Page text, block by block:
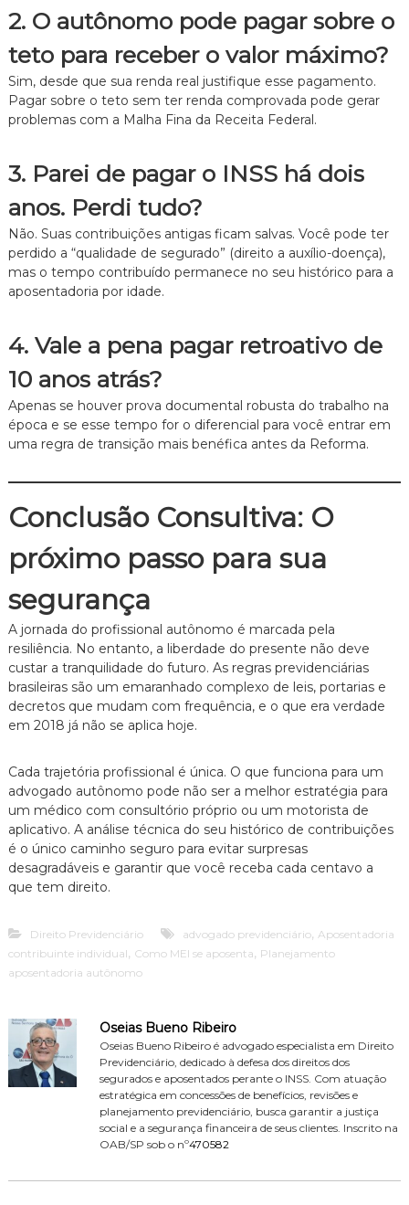
2. O autônomo pode pagar sobre o
teto para receber o valor máximo?
Sim, desde que sua renda real justifique esse pagamento.
Pagar sobre o teto sem ter renda comprovada pode gerar
problemas com a Malha Fina da Receita Federal.
3. Parei de pagar o INSS há dois
anos. Perdi tudo?
Não. Suas contribuições antigas ficam salvas. Você pode ter
perdido a “qualidade de segurado” (direito a auxílio-doença),
mas o tempo contribuído permanece no seu histórico para a
aposentadoria por idade.
4. Vale a pena pagar retroativo de
10 anos atrás?
Apenas se houver prova documental robusta do trabalho na
época e se esse tempo for o diferencial para você entrar em
uma regra de transição mais benéfica antes da Reforma.
Conclusão Consultiva: O
próximo passo para sua
segurança
A jornada do profissional autônomo é marcada pela
resiliência. No entanto, a liberdade do presente não deve
custar a tranquilidade do futuro. As regras previdenciárias
brasileiras são um emaranhado complexo de leis, portarias e
decretos que mudam com frequência, e o que era verdade
em 2018 já não se aplica hoje.
Cada trajetória profissional é única. O que funciona para um
advogado autônomo pode não ser a melhor estratégia para
um médico com consultório próprio ou um motorista de
aplicativo. A análise técnica do seu histórico de contribuições
é o único caminho seguro para evitar surpresas
desagradáveis e garantir que você receba cada centavo a
que tem direito.
Direito Previdenciário advogado previdenciário, Aposentadoria
contribuinte individual, Como MEI se aposenta, Planejamento
aposentadoria autônomo
Oseias Bueno Ribeiro
Oseias Bueno Ribeiro é advogado especialista em Direito
Previdenciário, dedicado à defesa dos direitos dos
segurados e aposentados perante o INSS. Com atuação
estratégica em concessões de benefícios, revisões e
planejamento previdenciário, busca garantir a justiça
social e a segurança financeira de seus clientes. Inscrito na
OAB/SP sob o nº470582